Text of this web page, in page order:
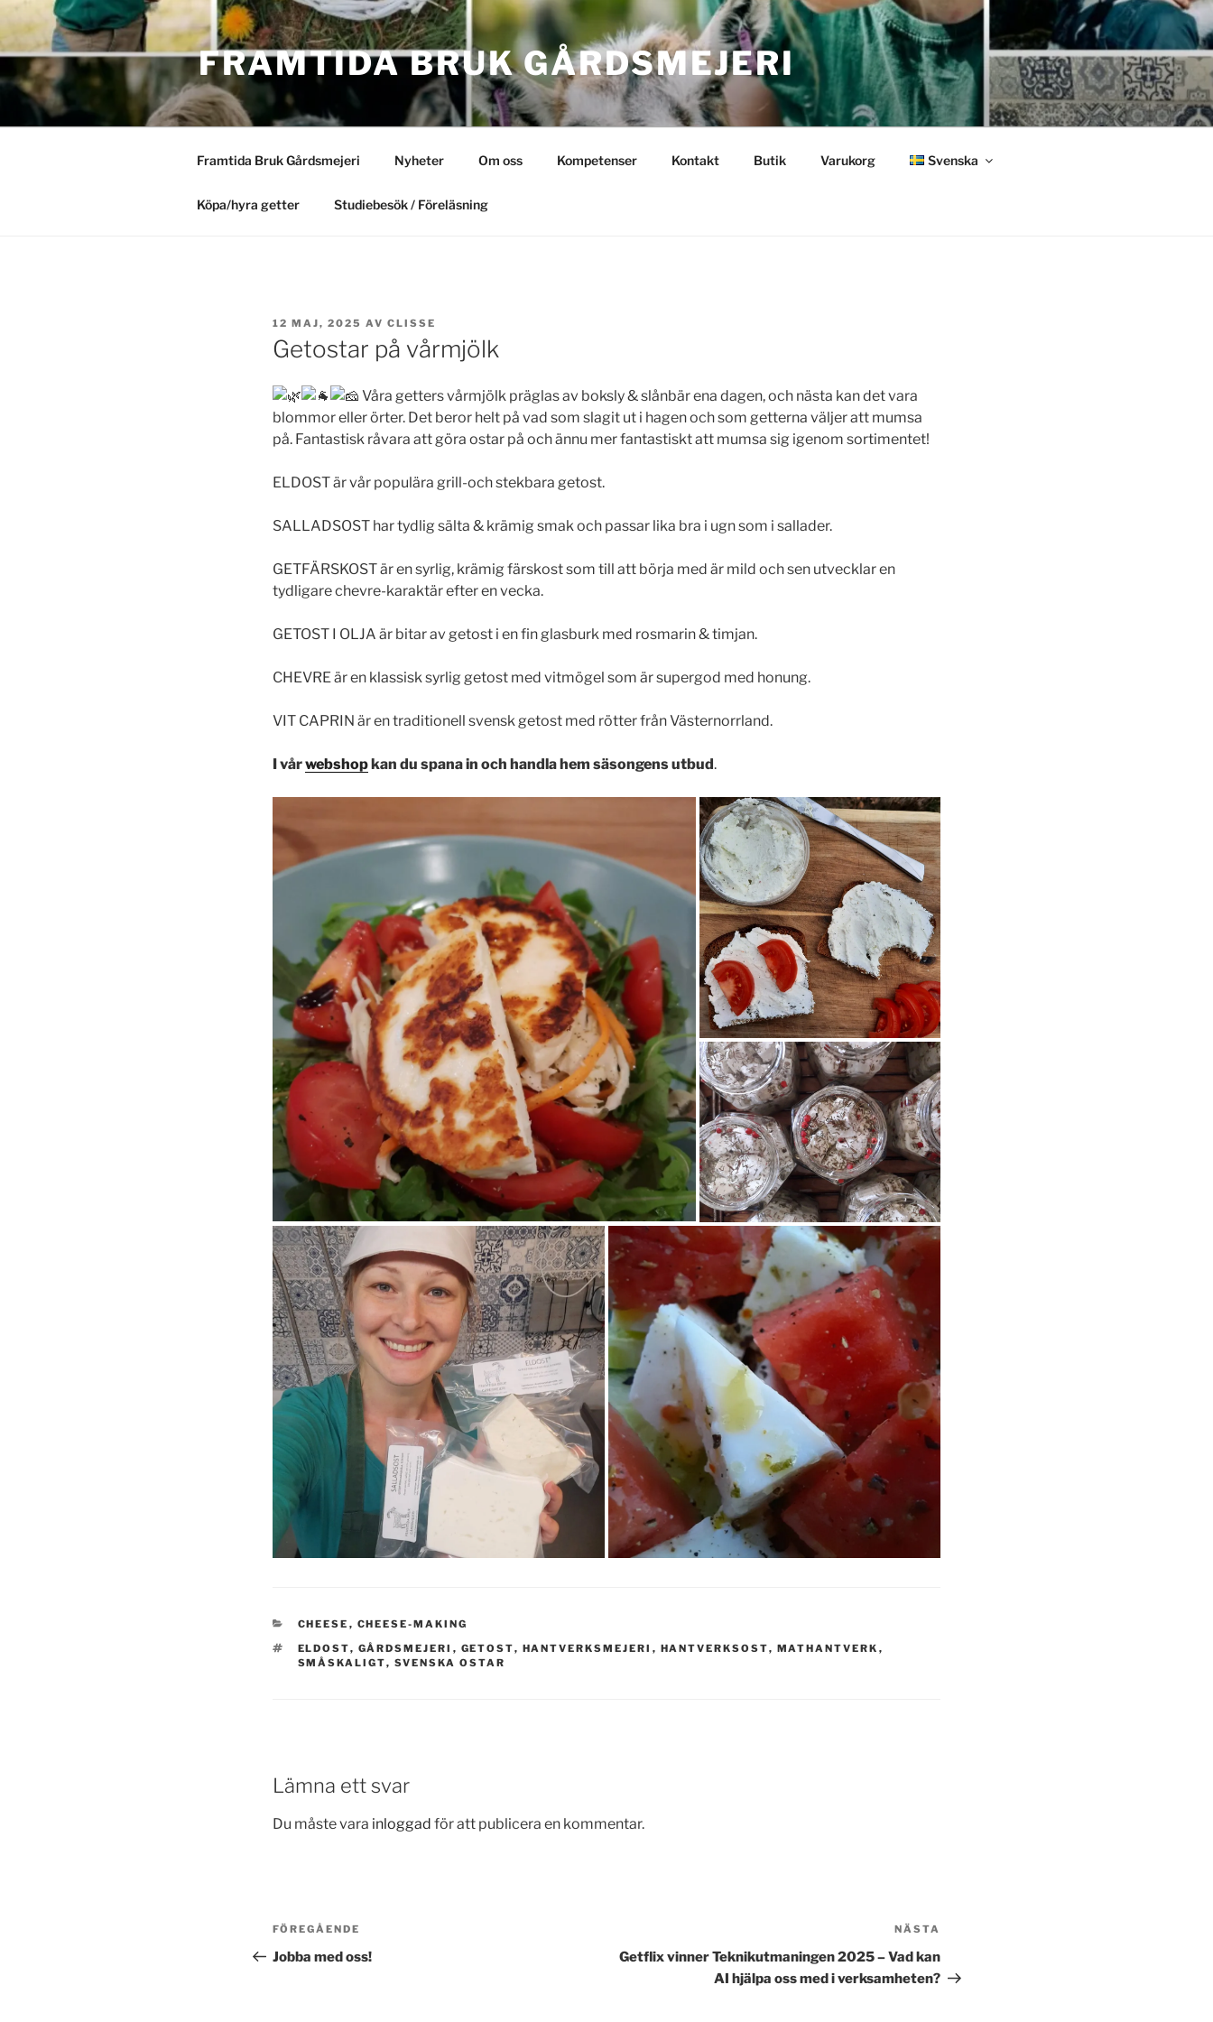
Hoppa
till
innehåll
FRAMTIDA BRUK GÅRDSMEJERI
Framtida Bruk Gårdsmejeri Nyheter Om oss Kompetenser Kontakt Butik Varukorg Svenska
Köpa/hyra getter Studiebesök / Föreläsning
PUBLICERAT
12 MAJ, 2025 AV CLISSE
Getostar på vårmjölk
Våra getters vårmjölk präglas av boksly & slånbär ena dagen, och nästa kan det vara
blommor eller örter. Det beror helt på vad som slagit ut i hagen och som getterna väljer att mumsa
på. Fantastisk råvara att göra ostar på och ännu mer fantastiskt att mumsa sig igenom sortimentet!
ELDOST är vår populära grill-och stekbara getost.
SALLADSOST har tydlig sälta & krämig smak och passar lika bra i ugn som i sallader.
GETFÄRSKOST är en syrlig, krämig färskost som till att börja med är mild och sen utvecklar en
tydligare chevre-karaktär efter en vecka.
GETOST I OLJA är bitar av getost i en fin glasburk med rosmarin & timjan.
CHEVRE är en klassisk syrlig getost med vitmögel som är supergod med honung.
VIT CAPRIN är en traditionell svensk getost med rötter från Västernorrland.
I vårwebshop kan du spana in och handla hem säsongens utbud.
KATEGORIER
CHEESE , CHEESE-MAKING
TAGGAR
ELDOST, GÅRDSMEJERI , GETOST, HANTVERKSMEJERI , HANTVERKSOST, MATHANTVERK ,
SMÅSKALIGT, SVENSKA OSTAR
Lämna ett svar
Du måste vara inloggad för att publicera en kommentar.
Inläggsnavigering
Föregående
inlägg
FÖREGÅENDE
Jobba med oss!
inlägg
NÄSTA
Getflix vinner Teknikutmaningen 2025 – Vad kan
AI hjälpa oss med i verksamheten?